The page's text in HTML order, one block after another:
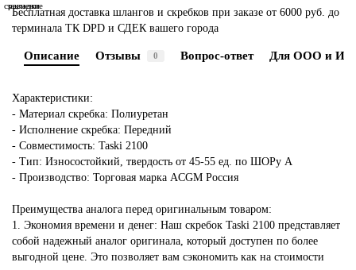
закладки
сравнение
Бесплатная доставка шлангов и скребков при заказе от 6000 руб. до
терминала ТК DPD и СДЕК вашего города
Описание Отзывы 0 Вопрос-ответ Для ООО и ИП
Характеристики:
- Материал скребка: Полиуретан
- Исполнение скребка: Передний
- Совместимость: Taski 2100
- Тип: Износостойкий, твердость от 45-55 ед. по ШОРу А
- Производство: Торговая марка ACGM Россия
Преимущества аналога перед оригинальным товаром:
1. Экономия времени и денег: Наш скребок Taski 2100 представляет
собой надежный аналог оригинала, который доступен по более
выгодной цене. Это позволяет вам сэкономить как на стоимости